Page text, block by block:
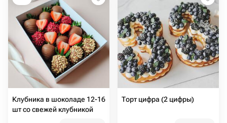
Клубника в шоколаде 12-16
шт со свежей клубникой
Торт цифра (2 цифры)